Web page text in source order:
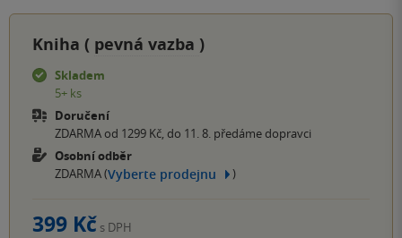
Kniha ( pevná vazba )
Skladem
5+ ks
Doručení
ZDARMA od 1299 Kč, do 11. 8. předáme dopravci
Osobní odběr
ZDARMA (Vyberte prodejnu )
399 Kč s DPH